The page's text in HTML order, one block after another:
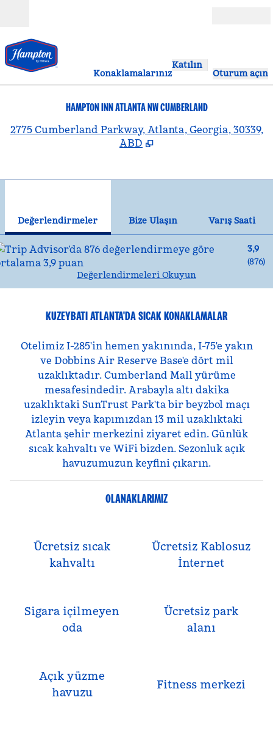
Konaklamalarınız
Katılın
Oturum açın
HAMPTON INN ATLANTA NW CUMBERLAND
2775 Cumberland Parkway, Atlanta, Georgia, 30339,
ABD
,
Değerlendirmeler Bize Ulaşın
Varış Saati
3,9
(876)
Değerlendirmeleri Okuyun
KUZEYBATI ATLANTA'DA SICAK KONAKLAMALAR
Otelimiz I-285'in hemen yakınında, I-75'e yakın
ve Dobbins Air Reserve Base'e dört mil
uzaklıktadır. Cumberland Mall yürüme
mesafesindedir. Arabayla altı dakika
uzaklıktaki SunTrust Park'ta bir beyzbol maçı
izleyin veya kapımızdan 13 mil uzaklıktaki
Atlanta şehir merkezini ziyaret edin. Günlük
sıcak kahvaltı ve WiFi bizden. Sezonluk açık
havuzumuzun keyfini çıkarın.
OLANAKLARIMIZ
Ücretsiz sıcak
kahvaltı
Ücretsiz Kablosuz
İnternet
Sigara içilmeyen
oda
Ücretsiz park
alanı
Açık yüzme
havuzu
Fitness merkezi